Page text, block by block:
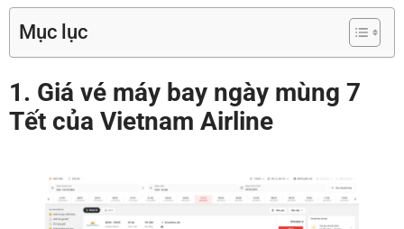
Mục lục
1. Giá vé máy bay ngày mùng 7
Tết của Vietnam Airline